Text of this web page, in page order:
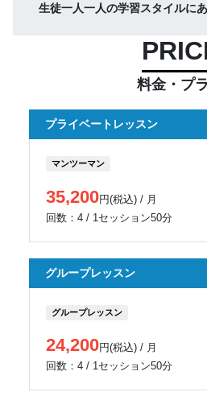
生徒一人一人の学習スタイルに
料金・プ
プライベートレッスン
マンツーマン
35,200円(税込) / 月
回数：4 / 1セッション50分
グループレッスン
グループレッスン
24,200円(税込) / 月
回数：4 / 1セッション50分